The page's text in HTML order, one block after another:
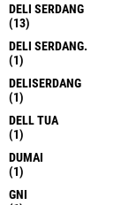
DELI SERDANG
(13)
DELI SERDANG.
(1)
DELISERDANG
(1)
DELL TUA
(1)
DUMAI
(1)
GNI